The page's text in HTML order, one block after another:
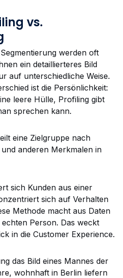
vs.
werden oft
ein detaillierteres Bild
auf unterschiedliche Weise.
ist die Persönlichkeit:
leere Hülle, Profiling gibt
sprechen kann.
eine Zielgruppe nach
anderen Merkmalen in
sich Kunden aus einer
sich auf Verhalten
Methode macht aus Daten
Person. Das weckt
in die Customer Experience.
das Bild eines Mannes der
wohnhaft in Berlin liefern